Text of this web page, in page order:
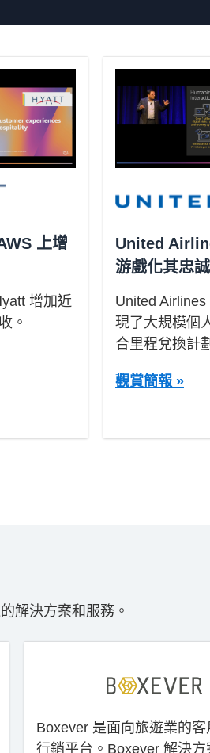
上增
增加近
。
United
游戲化其忠
United
現了大規模個
合里程兌換計
觀賞簡報 »
解決方案和服務。
Boxever 是面向旅遊業的
行銷平台。Boxever 解決方